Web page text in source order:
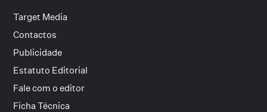
Target Media
Contactos
Publicidade
Estatuto Editorial
Fale com o editor
Ficha Técnica